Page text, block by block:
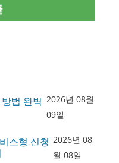
법 완벽 2026년 08월
09일
스형 신청 2026년 08
월 08일